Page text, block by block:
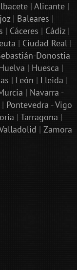
| Alicante|
| Baleares |
| Cáceres | Cádiz|
| Ciudad Real|
Donostia
| Huesca |
| León | Lleida |
| Navarra -
| Pontevedra - Vigo
| Tarragona |
| Zamora